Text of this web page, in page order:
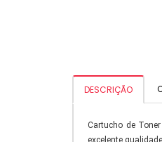
DESCRIÇÃO
Cartucho de
excelente